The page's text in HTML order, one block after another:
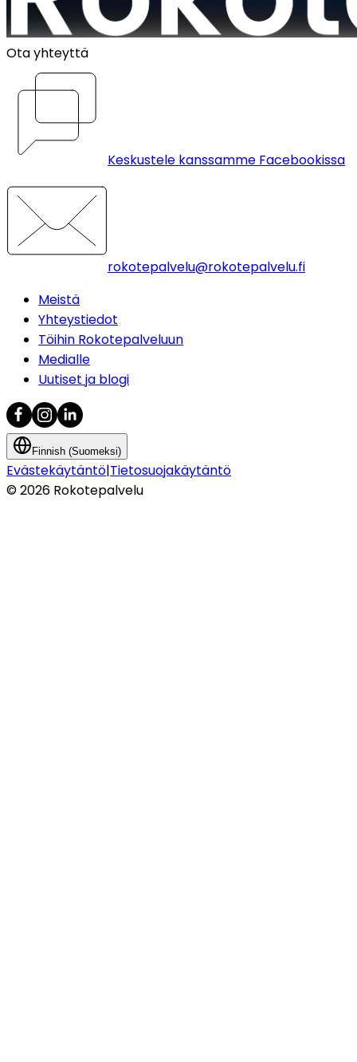
Ota yhteyttä
Keskustele kanssamme Facebookissa
rokotepalvelu@rokotepalvelu.fi
Meistä
Yhteystiedot
Töihin Rokotepalveluun
Medialle
Uutiset ja blogi
Finnish (Suomeksi)
Evästekäytäntö|Tietosuojakäytäntö
©2026 Rokotepalvelu